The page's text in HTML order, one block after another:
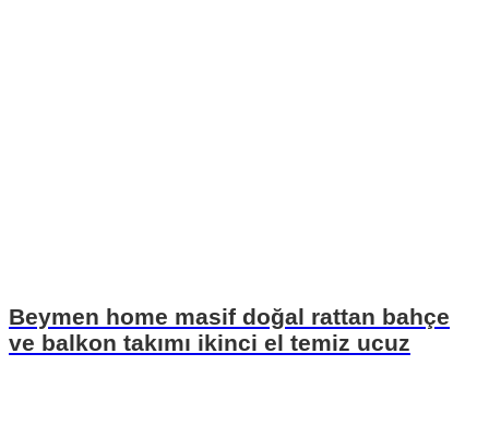
Beymen home masif doğal rattan bahçe
ve balkon takımı ikinci el temiz ucuz